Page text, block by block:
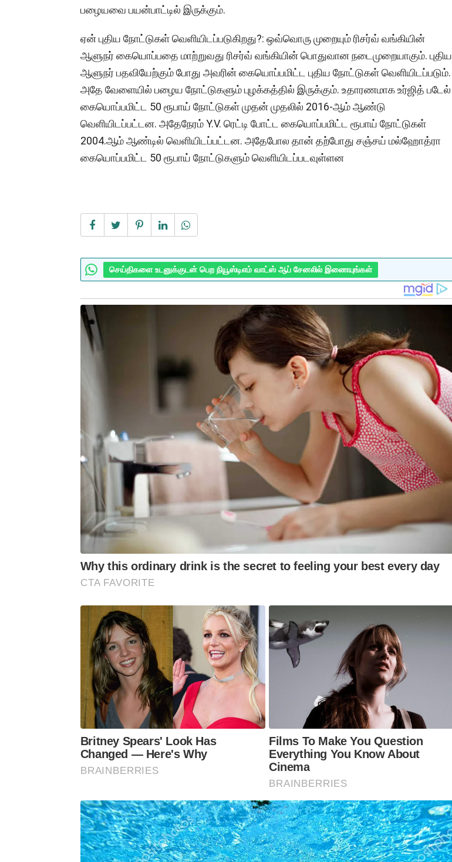
பழையவை பயன்பாட்டில் இருக்கும்.
ஏன் புதிய நோட்டுகள் வெளியிடப்படுகிறது?: ஒவ்வொரு முறையும் ரிசர்வ் வங்கியின்
ஆளுநர் கையொப்பதை மாற்றுவது ரிசர்வ் வங்கியின் பொதுவான நடைமுறையாகும். புதிய
ஆளுநர் பதவியேற்கும் போது அவரின் கையொப்பமிட்ட புதிய நோட்டுகள் வெளியிடப்படும்.
அதே வேளையில் பழைய நோட்டுகளும் புழக்கத்தில் இருக்கும். உதாரணமாக உர்ஜித் படேல்
கையொப்பமிட்ட 50 ரூபாய் நோட்டுகள் முதன் முதலில் 2016-ஆம் ஆண்டு
வெளியிடப்பட்டன. அதேநேரம் Y.V. ரெட்டி போட்ட கையொப்பமிட்ட ரூபாய் நோட்டுகள்
2004.ஆம் ஆண்டில் வெளியிடப்பட்டன. அதேபோல தான் தற்போது சஞ்சய் மல்ஹோத்ரா
கையொப்பமிட்ட 50 ரூபாய் நோட்டுகளும் வெளியிடப்படவுள்ளன
செய்திகளை உடனுக்குடன் பெற நியூஸ்டிஎம் வாட்ஸ் ஆப் சேனலில் இணையுங்கள்